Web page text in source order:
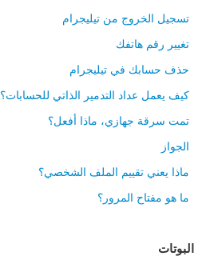
تسجيل الخروج من تيليجرام
تغيير رقم هاتفك
حذف حسابك في تيليجرام
كيف يعمل عداد التدمير الذاتي للحسابات؟
تمت سرقة جهازي، ماذا أفعل؟
الجواز
ماذا يعني تقييم الملف الشخصي؟
ما هو مفتاح المرور؟
البوتات